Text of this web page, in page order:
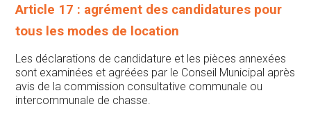
Article 17 : agrément des candidatures pour
tous les modes de location
Les déclarations de candidature et les pièces annexées
sont examinées et agréées par le Conseil Municipal après
avis de la commission consultative communale ou
intercommunale de chasse.